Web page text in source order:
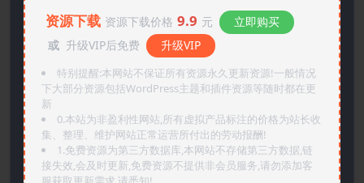
资源下载 资源下载价格 9.9 元
立即购买
或 升级VIP后免费 升级VIP
特别提醒:本网站不保证所有资源永久更新资源!一般情况
下大部分资源包括WordPress主题和插件资源等随时都在更
新
0.本站为非盈利性网站,所有虚拟产品标注的价格为站长收
集、整理、维护网站正常运营所付出的劳动报酬!
1.免费资源为第三方数据库,本网站不存储第三方数据,链
接失效,会及时更新,免费资源不提供非会员服务,请勿添加客